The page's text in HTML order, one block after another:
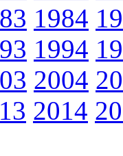
1984
1994
2004
2014